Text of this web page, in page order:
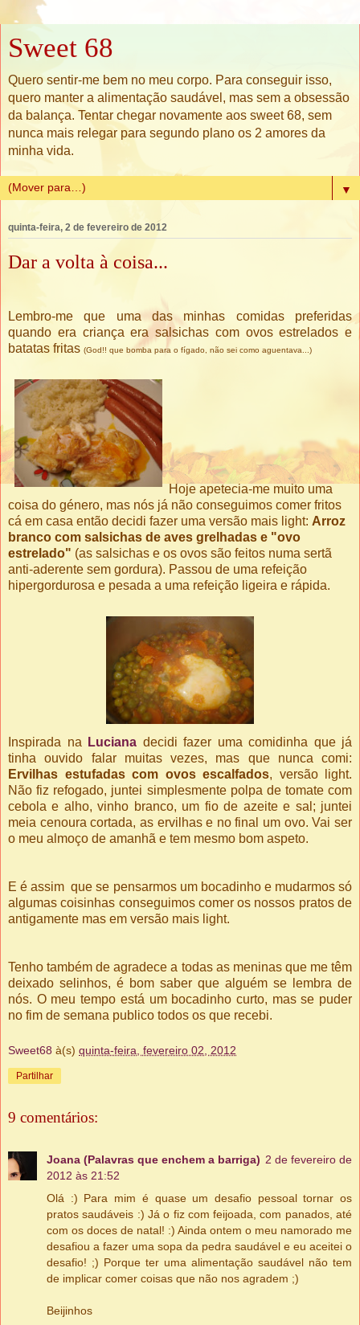
Sweet 68
Quero sentir-me bem no meu corpo. Para conseguir isso,
quero manter a alimentação saudável, mas sem a obsessão
da balança. Tentar chegar novamente aos sweet 68, sem
nunca mais relegar para segundo plano os 2 amores da
minha vida.
▼
quinta-feira, 2 de fevereiro de 2012
Dar a volta à coisa...
Lembro-me que uma das minhas comidas preferidas
quando era criança era salsichas com ovos estrelados e
batatas fritas (God!! que bomba para o fígado, não sei como aguentava...)
Hoje apetecia-me muito uma
coisa do género, mas nós já não conseguimos comer fritos
cá em casa então decidi fazer uma versão mais light: Arroz
branco com salsichas de aves grelhadas e "ovo
estrelado" (as salsichas e os ovos são feitos numa sertã
anti-aderente sem gordura). Passou de uma refeição
hipergordurosa e pesada a uma refeição ligeira e rápida.
Inspirada na Luciana decidi fazer uma comidinha que já
tinha ouvido falar muitas vezes, mas que nunca comi:
Ervilhas estufadas com ovos escalfados, versão light.
Não fiz refogado, juntei simplesmente polpa de tomate com
cebola e alho, vinho branco, um fio de azeite e sal; juntei
meia cenoura cortada, as ervilhas e no final um ovo. Vai ser
o meu almoço de amanhã e tem mesmo bom aspeto.
E é assim que se pensarmos um bocadinho e mudarmos só
algumas coisinhas conseguimos comer os nossos pratos de
antigamente mas em versão mais light.
Tenho também de agradece a todas as meninas que me têm
deixado selinhos, é bom saber que alguém se lembra de
nós. O meu tempo está um bocadinho curto, mas se puder
no fim de semana publico todos os que recebi.
Sweet68 à(s) quinta-feira, fevereiro 02, 2012
Partilhar
9 comentários:
Joana (Palavras que enchem a barriga) 2 de fevereiro de
2012 às 21:52
Olá :) Para mim é quase um desafio pessoal tornar os
pratos saudáveis :) Já o fiz com feijoada, com panados, até
com os doces de natal! :) Ainda ontem o meu namorado me
desafiou a fazer uma sopa da pedra saudável e eu aceitei o
desafio! ;) Porque ter uma alimentação saudável não tem
de implicar comer coisas que não nos agradem ;)
Beijinhos